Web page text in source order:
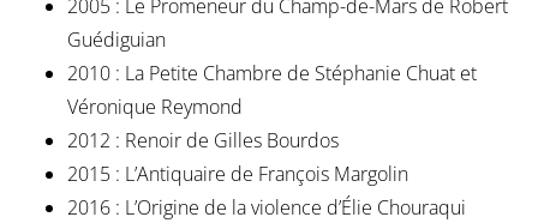
2005 : Le Promeneur du Champ-de-Mars de Robert
Guédiguian
2010 : La Petite Chambre de Stéphanie Chuat et
Véronique Reymond
2012 : Renoir de Gilles Bourdos
2015 : L’Antiquaire de François Margolin
2016 : L’Origine de la violence d’Élie Chouraqui